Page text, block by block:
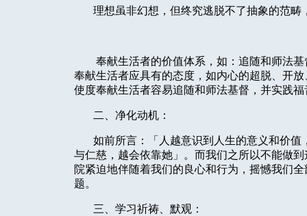
理想虽非幻想，但终究逃脱不了抽象的范
奉献生活者的价值体系，如：追随和师法
奉献生活者应具有的态度，如内心的超脱、开
使度奉献生活者容易追随和师法基督，并实践
二、净化动机：
如前所言：「人越意识到人生的意义和价
与仁慈，越会依靠她」。而我们之所以不能做
院紧迫地伴随着我们的良心和行为，摇憾我们
题。
三、学习祈祷、默观：